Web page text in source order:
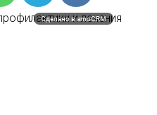
и лечения
Сделано в amoCRM